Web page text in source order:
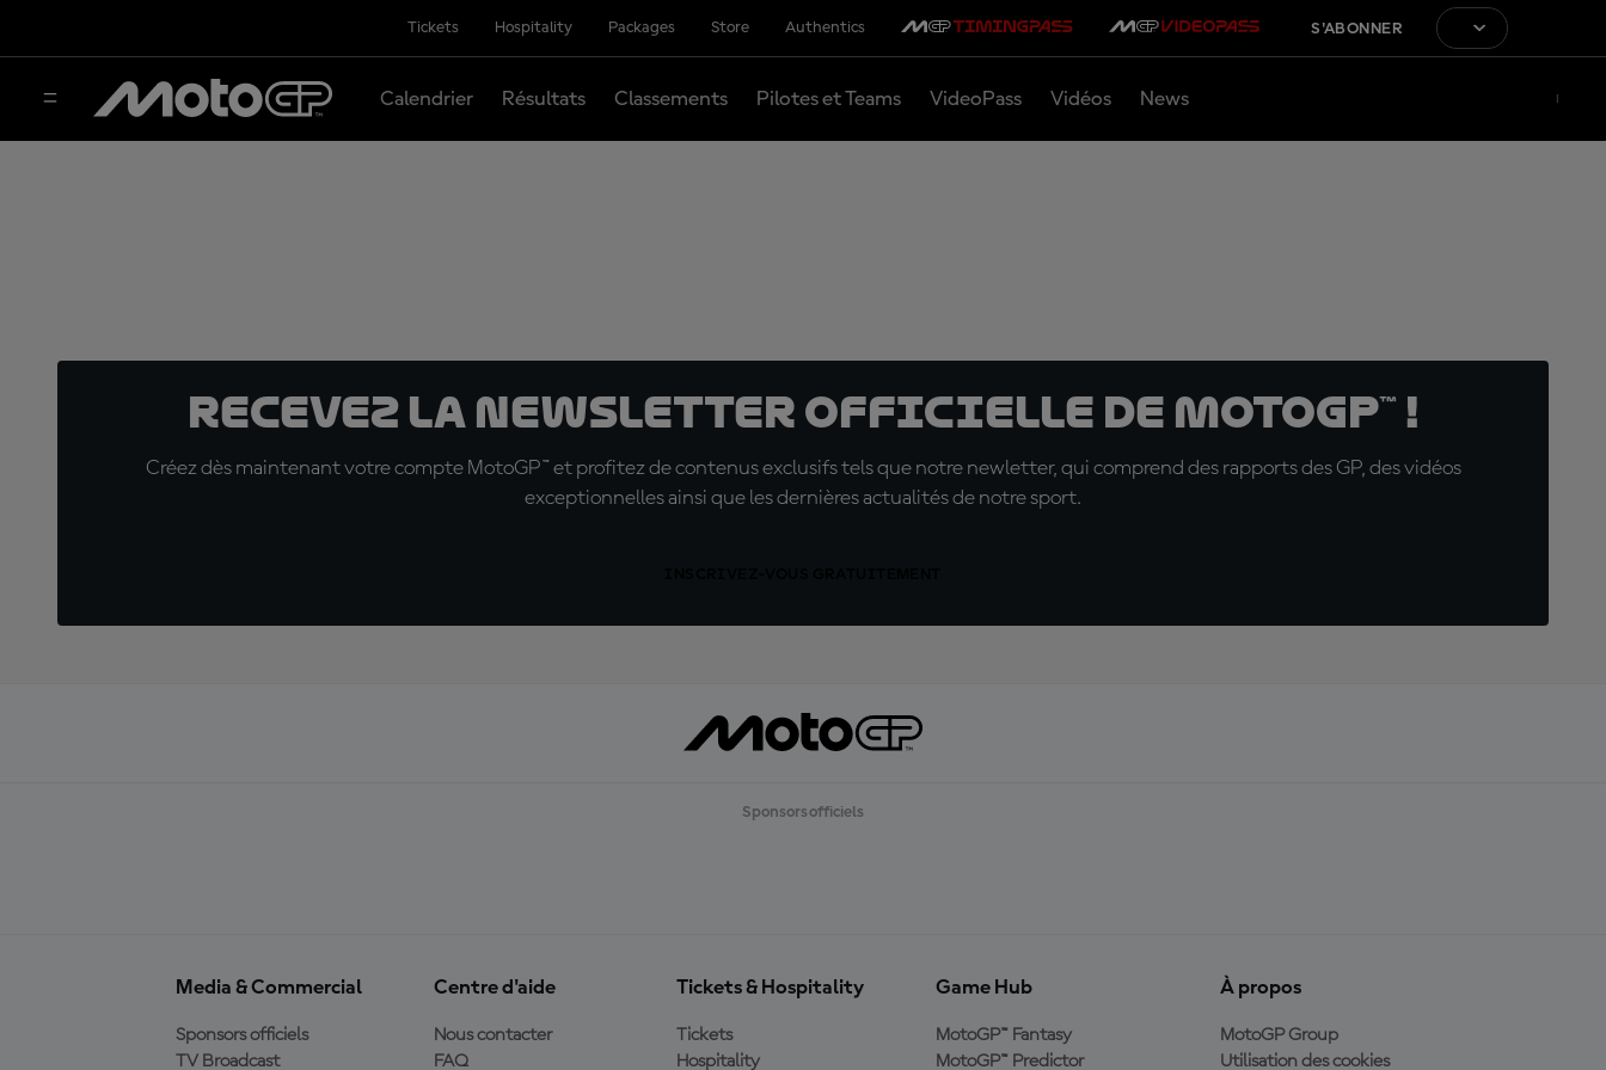
Tickets Hospitality Packages Store Authentics S'ABONNER
Calendrier Résultats Classements Pilotes et Teams VideoPass Vidéos News
Recevez la Newsletter officielle de MotoGP™ !
Créez dès maintenant votre compte MotoGP™ et profitez de contenus exclusifs tels que notre newletter, qui comprend des rapports des GP, des vidéos
exceptionnelles ainsi que les dernières actualités de notre sport.
Sponsors officiels
Media & Commercial
Sponsors officiels
TV Broadcast
Centre d'aide
Nous contacter
FAQ
Tickets & Hospitality
Tickets
Hospitality
Game Hub
MotoGP™ Fantasy
MotoGP™ Predictor
À propos
MotoGP Group
Utilisation des cookies